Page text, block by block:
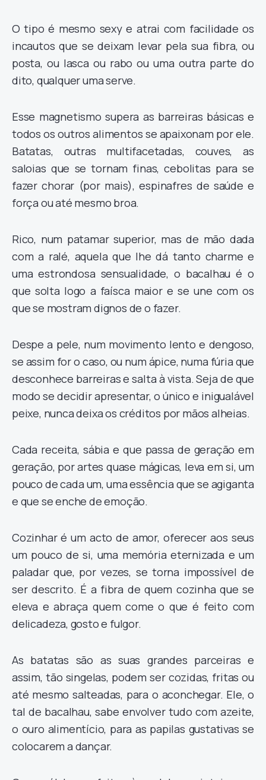
O tipo é mesmo sexy e atrai com facilidade os
incautos que se deixam levar pela sua fibra, ou
posta, ou lasca ou rabo ou uma outra parte do
dito, qualquer uma serve.
Esse magnetismo supera as barreiras básicas e
todos os outros alimentos se apaixonam por ele.
Batatas, outras multifacetadas, couves, as
saloias que se tornam finas, cebolitas para se
fazer chorar (por mais), espinafres de saúde e
força ou até mesmo broa.
Rico, num patamar superior, mas de mão dada
com a ralé, aquela que lhe dá tanto charme e
uma estrondosa sensualidade, o bacalhau é o
que solta logo a faísca maior e se une com os
que se mostram dignos de o fazer.
Despe a pele, num movimento lento e dengoso,
se assim for o caso, ou num ápice, numa fúria que
desconhece barreiras e salta à vista. Seja de que
modo se decidir apresentar, o único e inigualável
peixe, nunca deixa os créditos por mãos alheias.
Cada receita, sábia e que passa de geração em
geração, por artes quase mágicas, leva em si, um
pouco de cada um, uma essência que se agiganta
e que se enche de emoção.
Cozinhar é um acto de amor, oferecer aos seus
um pouco de si, uma memória eternizada e um
paladar que, por vezes, se torna impossível de
ser descrito. É a fibra de quem cozinha que se
eleva e abraça quem come o que é feito com
delicadeza, gosto e fulgor.
As batatas são as suas grandes parceiras e
assim, tão singelas, podem ser cozidas, fritas ou
até mesmo salteadas, para o aconchegar. Ele, o
tal de bacalhau, sabe envolver tudo com azeite,
o ouro alimentício, para as papilas gustativas se
colocarem a dançar.